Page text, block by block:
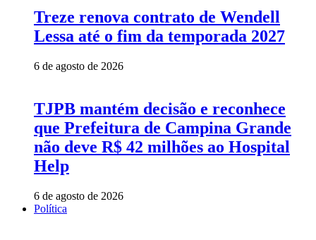
Treze renova contrato de Wendell
Lessa até o fim da temporada 2027
6 de agosto de 2026
TJPB mantém decisão e reconhece
que Prefeitura de Campina Grande
não deve R$ 42 milhões ao Hospital
Help
6 de agosto de 2026
Política